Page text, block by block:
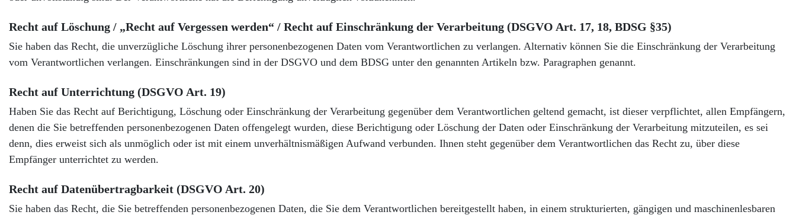
Recht auf Löschung / „Recht auf Vergessen werden“ / Recht auf Einschränkung der Verarbeitung (DSGVO Art. 17, 18, BDSG §35)
Sie haben das Recht, die unverzügliche Löschung ihrer personenbezogenen Daten vom Verantwortlichen zu verlangen. Alternativ können Sie die Einschränkung der Verarbeitung
vom Verantwortlichen verlangen. Einschränkungen sind in der DSGVO und dem BDSG unter den genannten Artikeln bzw. Paragraphen genannt.
Recht auf Unterrichtung (DSGVO Art. 19)
Haben Sie das Recht auf Berichtigung, Löschung oder Einschränkung der Verarbeitung gegenüber dem Verantwortlichen geltend gemacht, ist dieser verpflichtet, allen Empfängern,
denen die Sie betreffenden personenbezogenen Daten offengelegt wurden, diese Berichtigung oder Löschung der Daten oder Einschränkung der Verarbeitung mitzuteilen, es sei
denn, dies erweist sich als unmöglich oder ist mit einem unverhältnismäßigen Aufwand verbunden. Ihnen steht gegenüber dem Verantwortlichen das Recht zu, über diese
Empfänger unterrichtet zu werden.
Recht auf Datenübertragbarkeit (DSGVO Art. 20)
Sie haben das Recht, die Sie betreffenden personenbezogenen Daten, die Sie dem Verantwortlichen bereitgestellt haben, in einem strukturierten, gängigen und maschinenlesbaren